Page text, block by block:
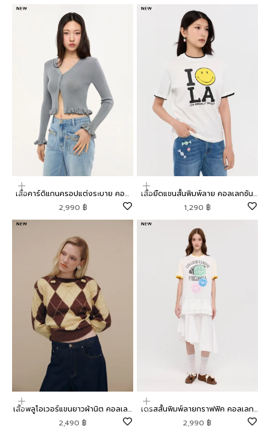
เลือกตัวเลือก
เสื้อคาร์ดิแกนครอปแต่งระบาย คอล
เลกชัน Mild Moment
ราคาโปรโมชัน
2,990 ฿
เลือกตัวเลือก
เสื้อยืดแขนสั้นพิมพ์ลาย คอลเลกชัน
Lyn around x SMILEY
ราคาโปรโมชัน
1,290 ฿
เลือกตัวเลือก
เสื้อพลูโอเวอร์แขนยาวผ้านิต คอลเลก
ชัน Mild Moment
ราคาโปรโมชัน
2,490 ฿
เลือกตัวเลือก
เดรสสั้นพิมพ์ลายกราฟฟิค คอลเลก
ชัน Lyn around x SMILEY
ราคาโปรโมชัน
2,990 ฿